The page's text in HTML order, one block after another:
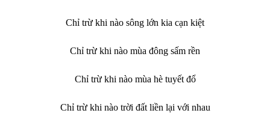
Chỉ trừ khi nào sông lớn kia cạn kiệt
Chỉ trừ khi nào mùa đông sấm rền
Chỉ trừ khi nào mùa hè tuyết đổ
Chỉ trừ khi nào trời đất liền lại với nhau